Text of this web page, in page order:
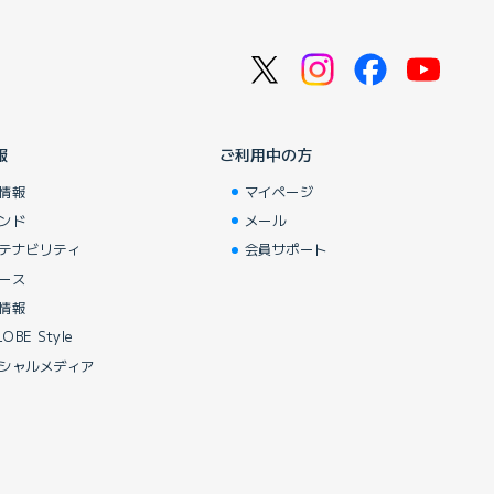
報
ド
ナビリティ
ス
報
Style
ャルメディア
ご利用中の方
マイページ
メール
会員サポート